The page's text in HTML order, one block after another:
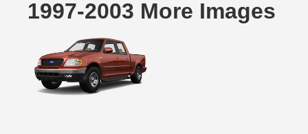
1997-2003 More Images